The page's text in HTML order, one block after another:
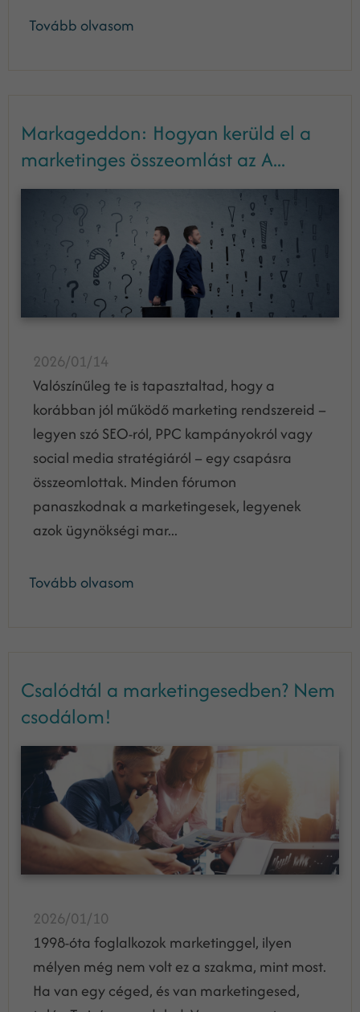
Tovább olvasom
Markageddon: Hogyan kerüld el a
marketinges összeomlást az A...
2026/01/14
Valószínűleg te is tapasztaltad, hogy a
korábban jól működő marketing rendszereid –
legyen szó SEO-ról, PPC kampányokról vagy
social media stratégiáról – egy csapásra
összeomlottak. Minden fórumon
panaszkodnak a marketingesek, legyenek
azok ügynökségi mar...
Tovább olvasom
Csalódtál a marketingesedben? Nem
csodálom!
2026/01/10
1998-óta foglalkozok marketinggel, ilyen
mélyen még nem volt ez a szakma, mint most.
Ha van egy céged, és van marketingesed,